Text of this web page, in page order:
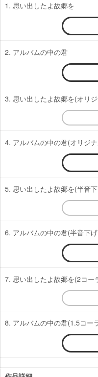
1. 思い出したよ故郷を
2. アルバムの中の君
3. 思い出したよ故郷を(オリ
4. アルバムの中の君(オリジ
5. 思い出したよ故郷を(半音
6. アルバムの中の君(半音下
7. 思い出したよ故郷を(2コー
8. アルバムの中の君(1.5コー